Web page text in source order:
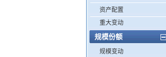
资产配置
重大变动
规模份额
规模变动